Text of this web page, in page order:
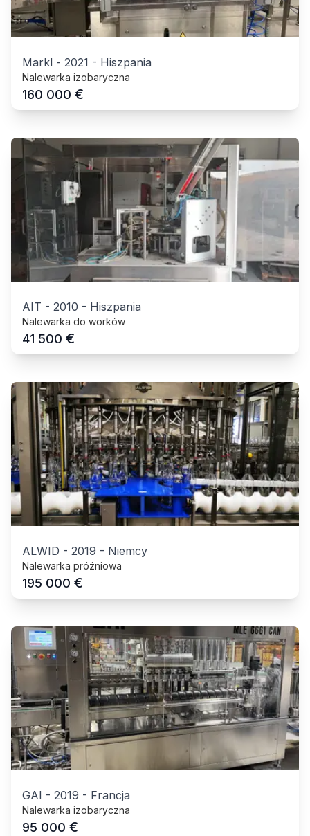
Markl - 2021 - Hiszpania
Nalewarka izobaryczna
160 000 €
AIT - 2010 - Hiszpania
Nalewarka do worków
41 500 €
ALWID - 2019 - Niemcy
Nalewarka próżniowa
195 000 €
GAI - 2019 - Francja
Nalewarka izobaryczna
95 000 €